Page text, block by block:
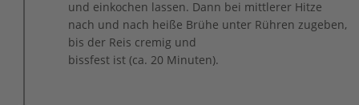
und einkochen lassen. Dann bei mittlerer Hitze
nach und nach heiße Brühe unter Rühren zugeben,
bis der Reis cremig und
bissfest ist (ca. 20 Minuten).